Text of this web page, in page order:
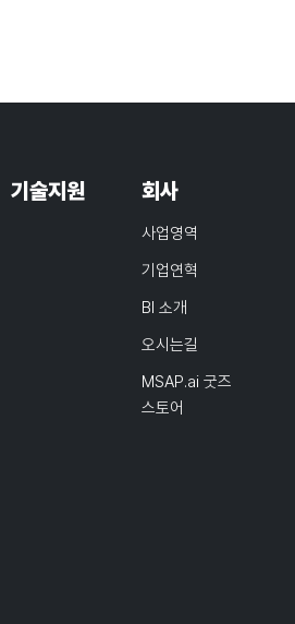
기술지원 회사
사업영역
기업연혁
BI 소개
오시는길
MSAP.ai 굿즈
스토어